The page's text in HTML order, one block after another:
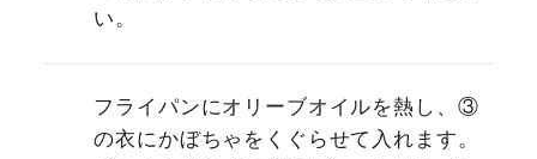
い。
フライパンにオリーブオイルを熱し、③
の衣にかぼちゃをくぐらせて入れます。